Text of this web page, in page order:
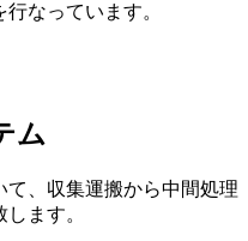
なっています。
ム
、収集運搬から中間処理
ます。